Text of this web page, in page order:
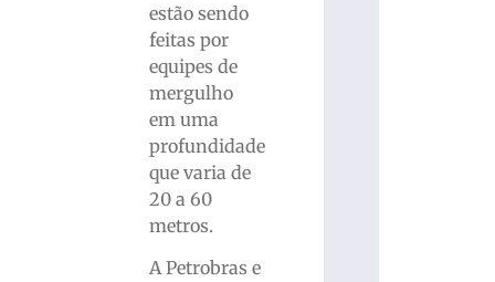
estão sendo
feitas por
equipes de
mergulho
em uma
profundidade
que varia de
20 a 60
metros.
A Petrobras e